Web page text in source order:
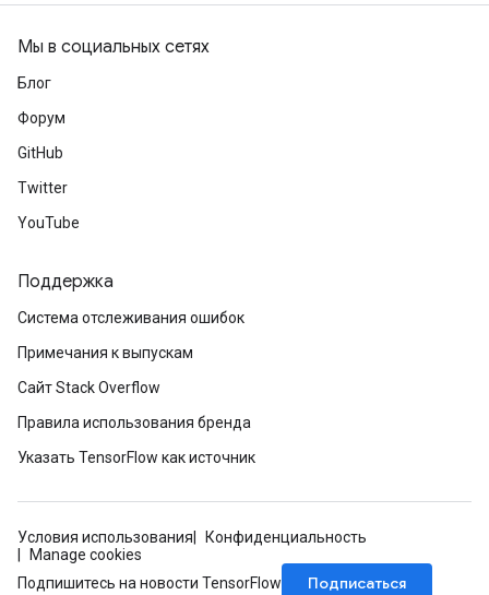
Мы в социальных сетях
Блог
Форум
GitHub
Twitter
YouTube
Поддержка
Система отслеживания ошибок
Примечания к выпускам
Сайт Stack Overflow
Правила использования бренда
Указать TensorFlow как источник
Условия использования
Конфиденциальность
Manage cookies
Подпишитесь на новости TensorFlow
Подписаться